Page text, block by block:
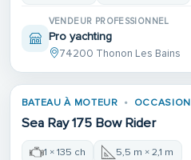
VENDEUR PROFESSIONNEL
Pro yachting
74200 Thonon Les Bains
BATEAU À MOTEUR OCCASION
Sea Ray 175 Bow Rider
1 × 135 ch 5,5 m × 2,1 m